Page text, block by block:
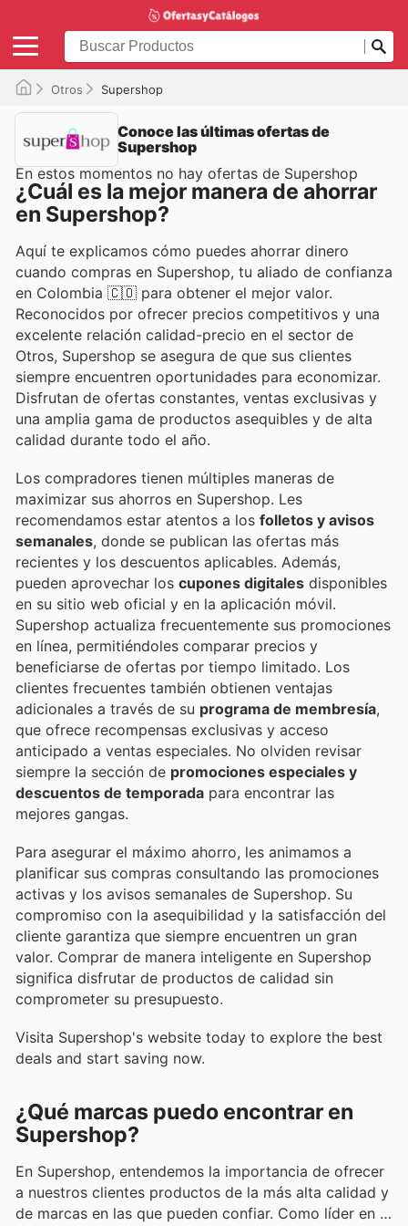
Otros Supershop
Conoce las últimas ofertas de
Supershop
En estos momentos no hay ofertas de Supershop
¿Cuál es la mejor manera de ahorrar
en Supershop?
Aquí te explicamos cómo puedes ahorrar dinero
cuando compras en Supershop, tu aliado de confianza
en Colombia 🇨🇴 para obtener el mejor valor.
Reconocidos por ofrecer precios competitivos y una
excelente relación calidad-precio en el sector de
Otros, Supershop se asegura de que sus clientes
siempre encuentren oportunidades para economizar.
Disfrutan de ofertas constantes, ventas exclusivas y
una amplia gama de productos asequibles y de alta
calidad durante todo el año.
Los compradores tienen múltiples maneras de
maximizar sus ahorros en Supershop. Les
recomendamos estar atentos a los folletos y avisos
semanales, donde se publican las ofertas más
recientes y los descuentos aplicables. Además,
pueden aprovechar los cupones digitales disponibles
en su sitio web oficial y en la aplicación móvil.
Supershop actualiza frecuentemente sus promociones
en línea, permitiéndoles comparar precios y
beneficiarse de ofertas por tiempo limitado. Los
clientes frecuentes también obtienen ventajas
adicionales a través de su programa de membresía,
que ofrece recompensas exclusivas y acceso
anticipado a ventas especiales. No olviden revisar
siempre la sección de promociones especiales y
descuentos de temporada para encontrar las
mejores gangas.
Para asegurar el máximo ahorro, les animamos a
planificar sus compras consultando las promociones
activas y los avisos semanales de Supershop. Su
compromiso con la asequibilidad y la satisfacción del
cliente garantiza que siempre encuentren un gran
valor. Comprar de manera inteligente en Supershop
significa disfrutar de productos de calidad sin
comprometer su presupuesto.
Visita Supershop's website today to explore the best
deals and start saving now.
¿Qué marcas puedo encontrar en
Supershop?
En Supershop, entendemos la importancia de ofrecer
a nuestros clientes productos de la más alta calidad y
de marcas en las que pueden confiar. Como líder en el